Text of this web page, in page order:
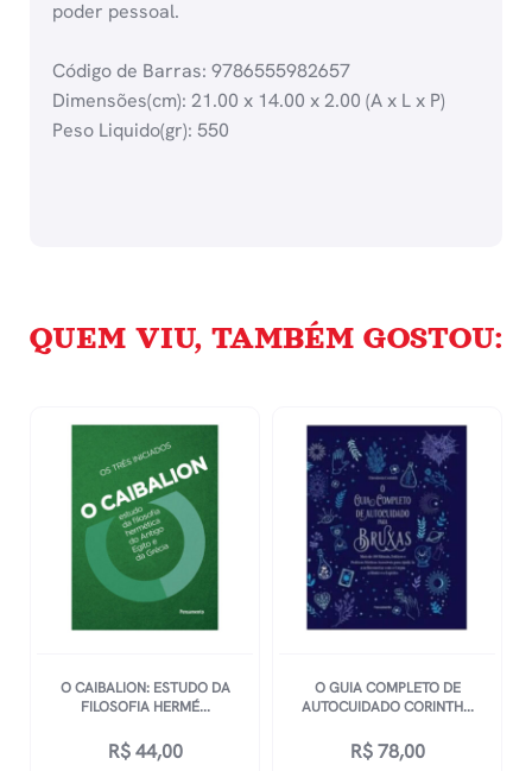
poder pessoal.
Código de Barras: 9786555982657
Dimensões(cm): 21.00 x 14.00 x 2.00 (A x L x P)
Peso Liquido(gr): 550
QUEM VIU, TAMBÉM GOSTOU:
O CAIBALION: ESTUDO DA
FILOSOFIA HERMÉ...
R$44,00
O GUIA COMPLETO DE
AUTOCUIDADO CORINTH...
R$78,00